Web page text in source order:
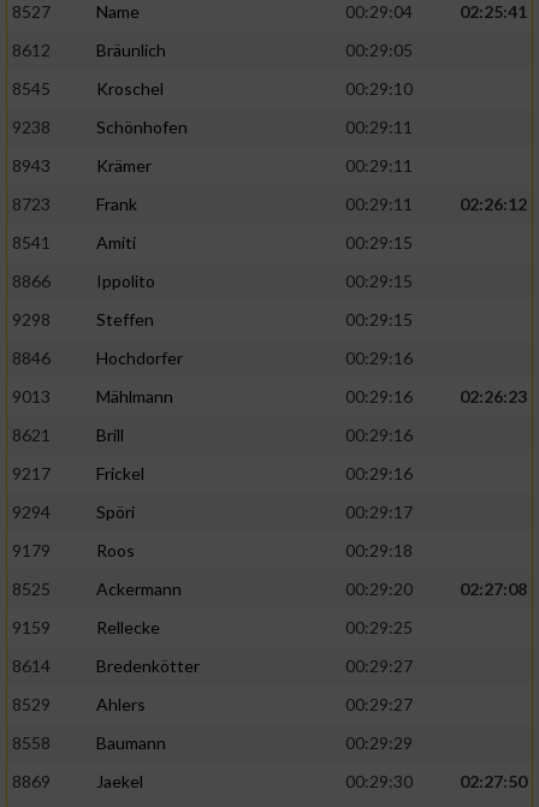
8527
Name 00:29:04
02:25:41
8612
Bräunlich
00:29:05
8545
Kroschel
00:29:10
9238
Schönhofen
00:29:11
8943
Krämer
00:29:11
8723
Frank 00:29:11
02:26:12
8541
Amiti
00:29:15
8866
Ippolito
00:29:15
9298
Steffen
00:29:15
8846
Hochdorfer
00:29:16
9013
Mählmann 00:29:16
02:26:23
8621
Brill
00:29:16
9217
Frickel
00:29:16
9294
Spöri
00:29:17
9179
Roos
00:29:18
8525
Ackermann 00:29:20
02:27:08
9159
Rellecke
00:29:25
8614
Bredenkötter
00:29:27
8529
Ahlers
00:29:27
8558
Baumann
00:29:29
8869
Jaekel 00:29:30 02:27:50